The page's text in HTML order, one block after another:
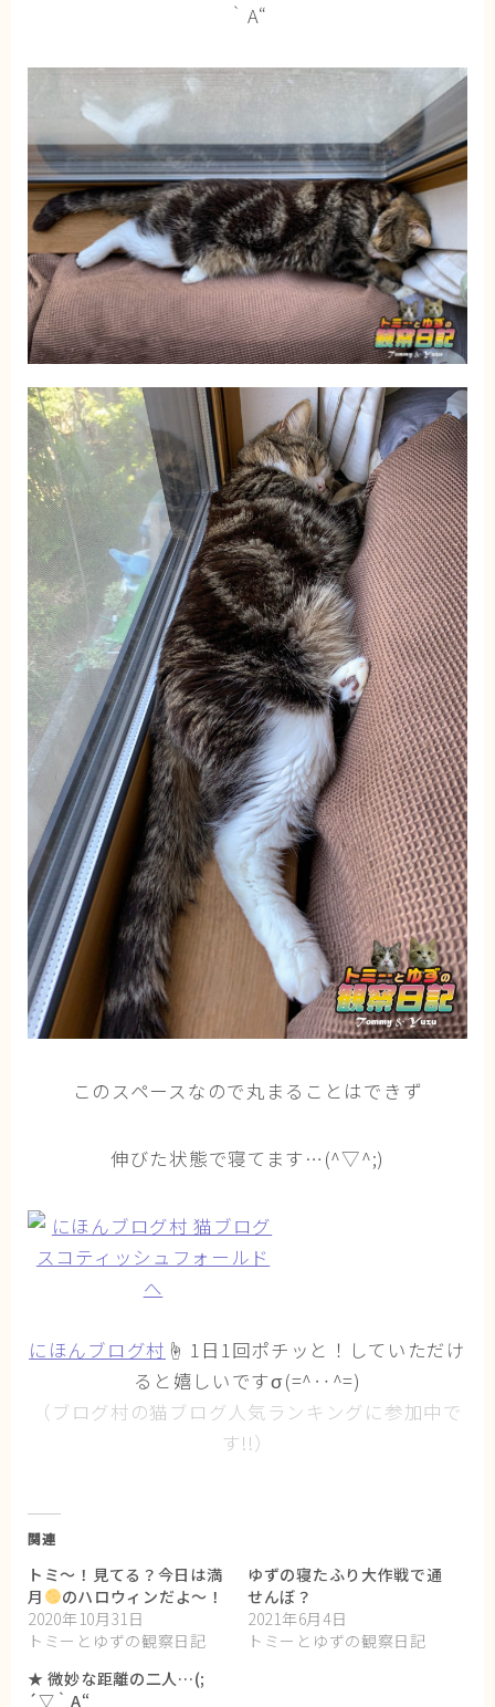
基本ガイド（ねこの飼い方、しつけ、食事）
健康管理（病気・ケア・病院情報）
行動と心理（ねこの習性、気持ちの読み方）
お役立ち情報（ねこに優しいインテリア、災害対
策）
ブログ
トミーとゆずの観察日記
ゆず日和
プロフィール
｀A“
このスペースなので丸まることはできず
伸びた状態で寝てます…(^▽^;)
にほんブログ村 ☝ 1日1回ポチッと！していただけ
ると嬉しいですσ(=^‥^=)
（ブログ村の猫ブログ人気ランキングに参加中で
す!!）
関連
トミ〜！見てる？今日は満
月
のハロウィンだよ〜！
2020年10月31日
トミーとゆずの観察日記
ゆずの寝たふり大作戦で通
せんぼ？
2021年6月4日
トミーとゆずの観察日記
★ 微妙な距離の二人…(;
´▽｀A“